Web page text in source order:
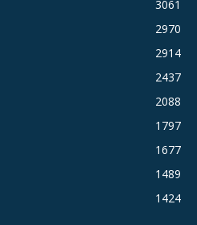
3061
2970
2914
2437
2088
1797
1677
1489
1424